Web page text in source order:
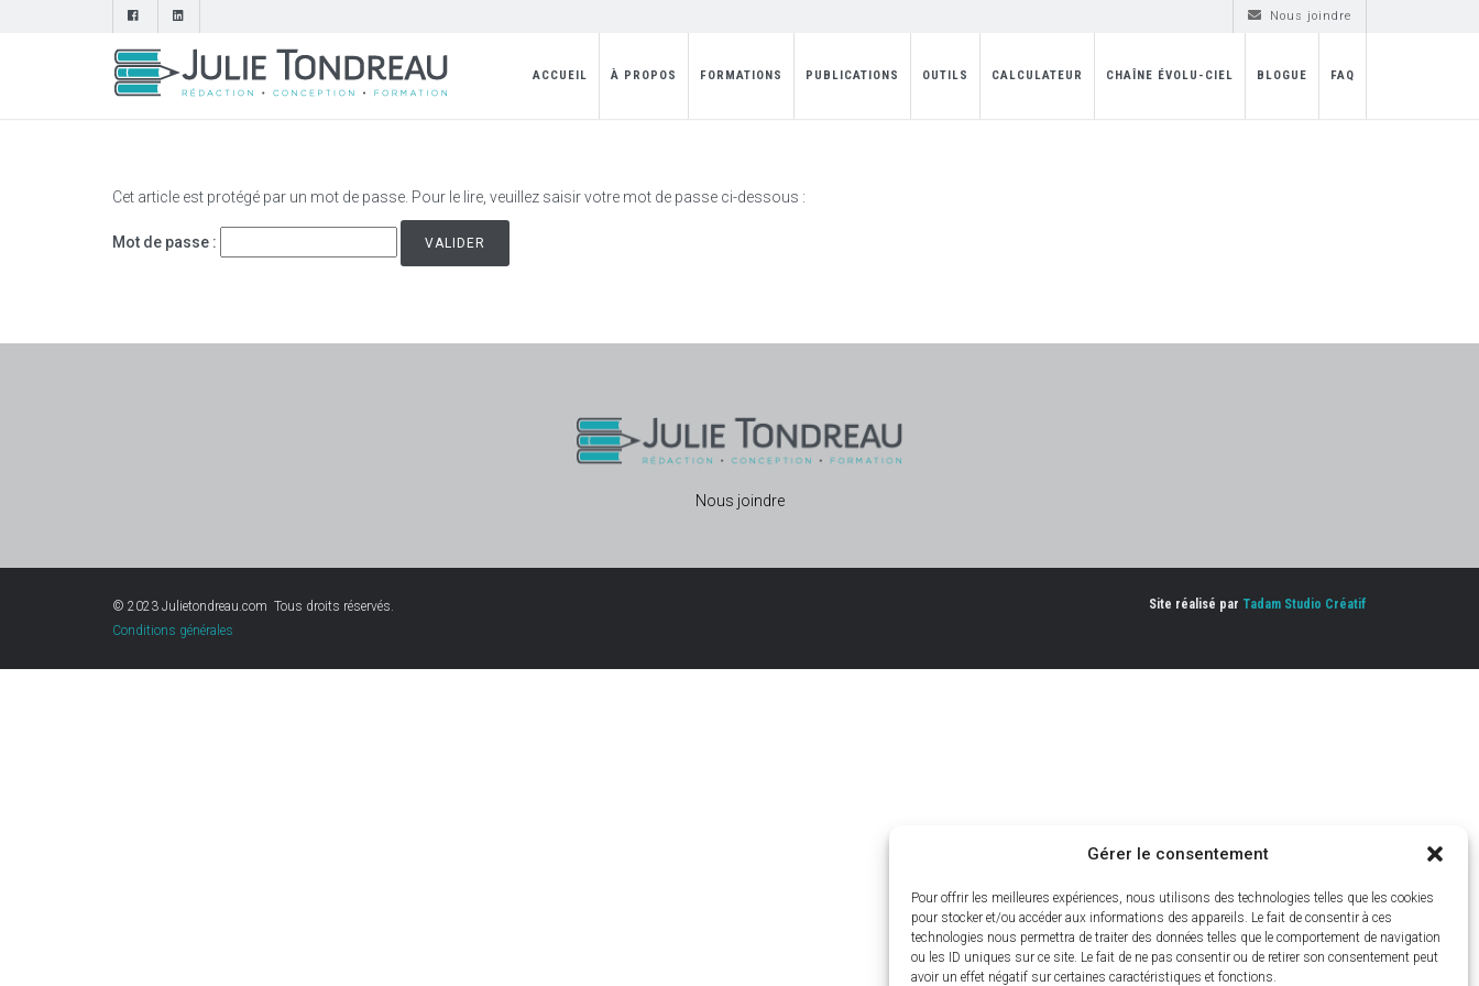
Gérer le consentement
Pour offrir les meilleures expériences, nous utilisons des technologies telles que les cookies
pour stocker et/ou accéder aux informations des appareils. Le fait de consentir à ces
technologies nous permettra de traiter des données telles que le comportement de navigation
ou les ID uniques sur ce site. Le fait de ne pas consentir ou de retirer son consentement peut
avoir un effet négatif sur certaines caractéristiques et fonctions.
Nous joindre
ACCUEIL À PROPOS FORMATIONS PUBLICATIONS OUTILS CALCULATEUR CHAÎNE ÉVOLU-CIEL BLOGUE FAQ
Cet article est protégé par un mot de passe. Pour le lire, veuillez saisir votre mot de passe ci-dessous :
Mot de passe :
Nous joindre
© 2023 Julietondreau.com Tous droits réservés.
Conditions générales
Site réalisé par Tadam Studio Créatif